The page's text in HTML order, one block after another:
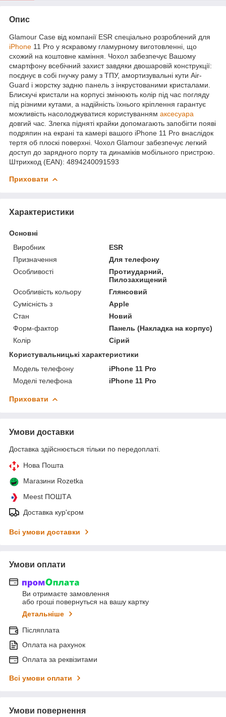
Опис
Glamour Case від компанії ESR cпеціально розроблений для
iPhone 11 Pro у яскравому гламурному виготовленні, що
схожий на коштовне каміння. Чохол забезпечує Вашому
смартфону всебічний захист завдяки двошаровій конструкції:
поєднує в собі гнучку раму з ТПУ, амортизувальні кути Air-
Guard і жорстку задню панель з інкрустованими кристалами.
Блискучі кристали на корпусі змінюють колір під час погляду
під різними кутами, а надійність їхнього кріплення гарантує
можливість насолоджуватися користуванням аксесуара
довгий час. Злегка підняті крайки допомагають запобігти появі
подряпин на екрані та камері вашого iPhone 11 Pro внаслідок
тертя об плоскі поверхні. Чохол Glamour забезпечує легкий
доступ до зарядного порту та динаміків мобільного пристрою.
Штрихкод (EAN): 4894240091593
Приховати
Характеристики
Основні
Виробник
ESR
Призначення
Для телефону
Особливості
Протиударний,
Пилозахищений
Особливість кольору
Глянсовий
Сумісність з
Apple
Стан
Новий
Форм-фактор
Панель (Накладка на корпус)
Колір
Сірий
Користувальницькі характеристики
Модель телефону
iPhone 11 Pro
Моделі телефона
iPhone 11 Pro
Приховати
Умови доставки
Доставка здійснюється тільки по передоплаті.
Нова Пошта
Магазини Rozetka
Meest ПОШТА
Доставка кур'єром
Всі умови доставки
Умови оплати
Ви отримаєте замовлення
або гроші повернуться на вашу картку
Детальніше
Післяплата
Оплата на рахунок
Оплата за реквізитами
Всі умови оплати
Умови повернення